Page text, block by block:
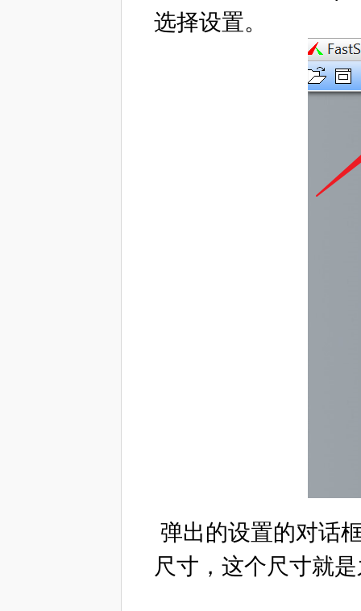
选择设置。
弹出的设置的对话
尺寸，这个尺寸就